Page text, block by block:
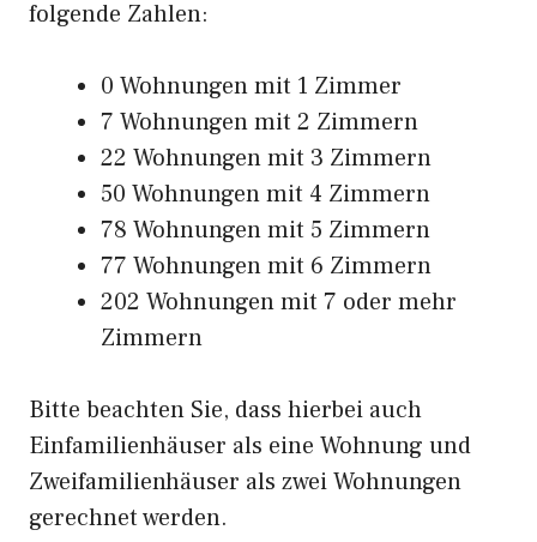
folgende Zahlen:
0 Wohnungen mit 1 Zimmer
7 Wohnungen mit 2 Zimmern
22 Wohnungen mit 3 Zimmern
50 Wohnungen mit 4 Zimmern
78 Wohnungen mit 5 Zimmern
77 Wohnungen mit 6 Zimmern
202 Wohnungen mit 7 oder mehr
Zimmern
Bitte beachten Sie, dass hierbei auch
Einfamilienhäuser als eine Wohnung und
Zweifamilienhäuser als zwei Wohnungen
gerechnet werden.